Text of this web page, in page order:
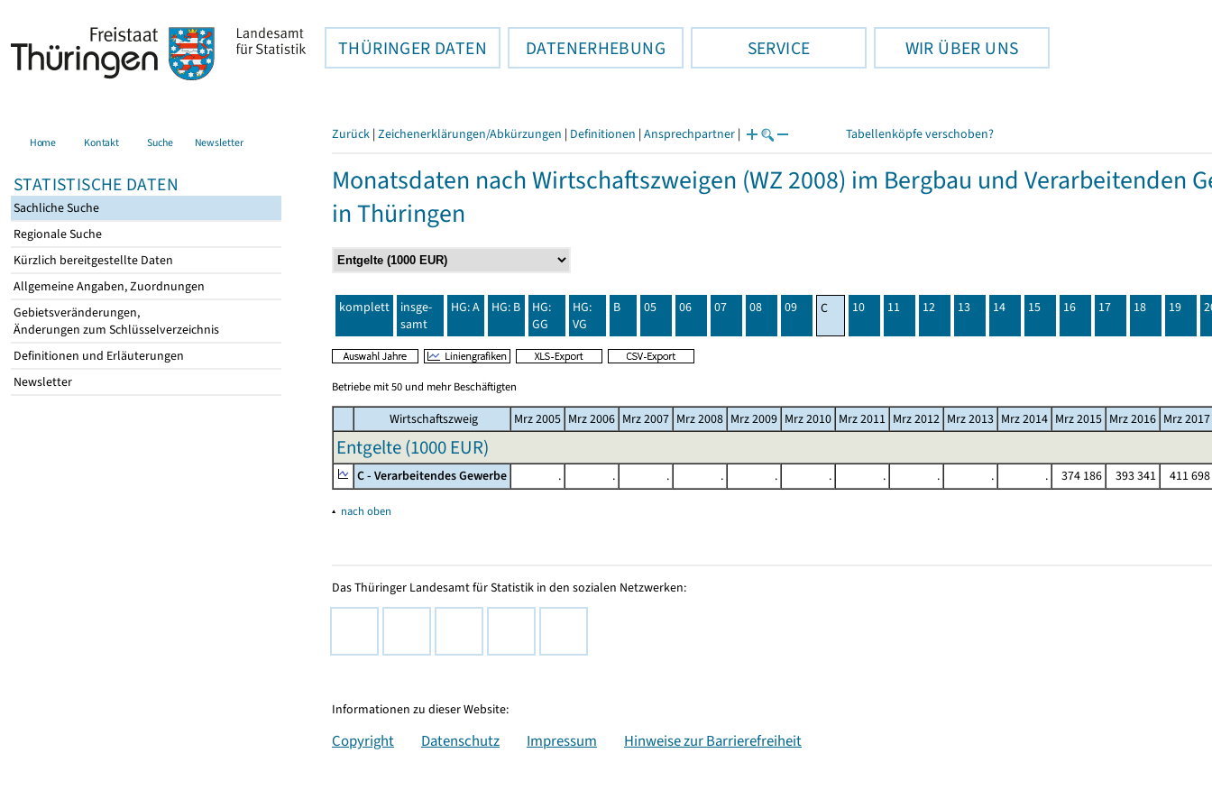
THÜRINGER DATEN DATENERHEBUNG SERVICE WIR ÜBER UNS
Home Kontakt Suche Newsletter
STATISTISCHE DATEN
Sachliche Suche
Regionale Suche
Kürzlich bereitgestellte Daten
Allgemeine Angaben, Zuordnungen
Gebietsveränderungen,
Änderungen zum Schlüsselverzeichnis
Definitionen und Erläuterungen
Newsletter
Zurück | Zeichenerklärungen/Abkürzungen | Definitionen | Ansprechpartner | Tabellenköpfe verschoben?
Monatsdaten nach Wirtschaftszweigen (WZ 2008) im Bergbau und Verarbeitenden
in Thüringen
komplett
insge-
samt
HG: A HG: B
HG:
GG
HG:
VG
B 05 06 07 08 09 C 10 11 12 13 14 15 16 17 18 19
Betriebe mit 50 und mehr Beschäftigten
Wirtschaftszweig Mrz 2005 Mrz 2006 Mrz 2007 Mrz 2008 Mrz 2009 Mrz 2010 Mrz 2011 Mrz 2012 Mrz 2013 Mrz 2014 Mrz 2015 Mrz 2016 Mrz 2017
Entgelte (1000 EUR)
C - Verarbeitendes Gewerbe . . . . . . . . . . 374 186 393 341 411 698
▴ nach oben
Das Thüringer Landesamt für Statistik in den sozialen Netzwerken:
Informationen zu dieser Website:
Copyright Datenschutz Impressum Hinweise zur Barrierefreiheit